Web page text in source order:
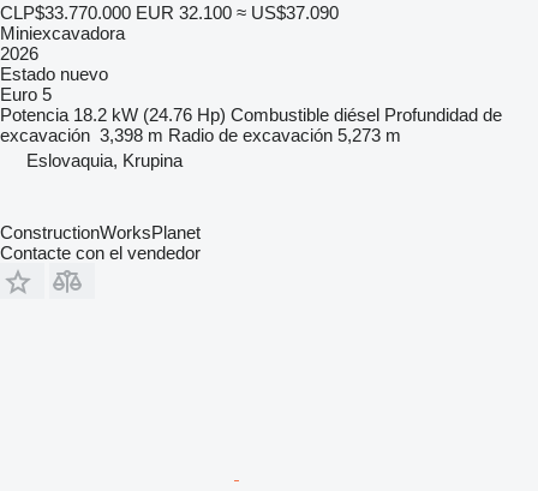
CLP$33.770.000 EUR 32.100 ≈ US$37.090
Miniexcavadora
2026
Estado nuevo
Euro 5
Potencia 18.2 kW (24.76 Hp) Combustible diésel Profundidad de
excavación 3,398 m Radio de excavación 5,273 m
Eslovaquia, Krupina
ConstructionWorksPlanet
Contacte con el vendedor